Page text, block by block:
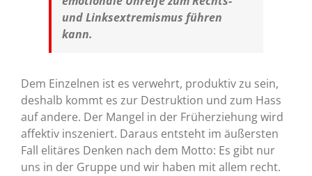
und Linksextremismus führen
kann.
Dem Einzelnen ist es verwehrt, produktiv zu sein,
deshalb kommt es zur Destruktion und zum Hass
auf andere. Der Mangel in der Früherziehung wird
affektiv inszeniert. Daraus entsteht im äußersten
Fall elitäres Denken nach dem Motto: Es gibt nur
uns in der Gruppe und wir haben mit allem recht.